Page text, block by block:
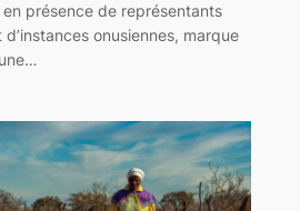
présence de représentants
onusiennes, marque